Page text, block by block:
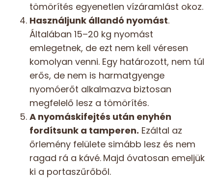
tömörítés egyenetlen vízáramlást okoz.
Használjunk állandó nyomást.
Általában 15–20 kg nyomást
emlegetnek, de ezt nem kell véresen
komolyan venni. Egy határozott, nem túl
erős, de nem is harmatgyenge
nyomóerőt alkalmazva biztosan
megfelelő lesz a tömörítés.
A nyomáskifejtés után enyhén
fordítsunk a tamperen. Ezáltal az
őrlemény felülete simább lesz és nem
ragad rá a kávé. Majd óvatosan emeljük
ki a portaszűrőből.